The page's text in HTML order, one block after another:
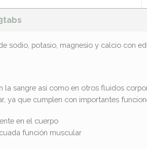
sodio, potasio, magnesio y calcio con
la sangre así como en otros fluidos
ya que cumplen con importantes
en el cuerpo
función muscular